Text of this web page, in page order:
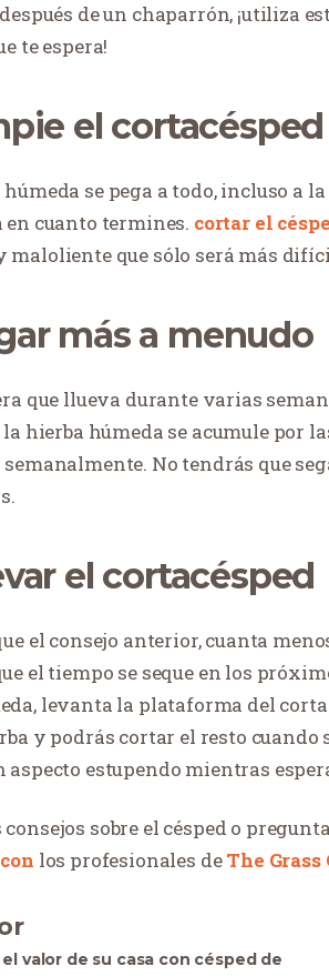
de un chaparrón, ¡utiliza
te espera!
el
húmeda se pega a todo, incluso a
cuanto termines. cortar el
maloliente que sólo será más
más a menudo
que llueva durante varias
hierba húmeda se acumule por
No tendrás que
el cortacésped
el consejo anterior, cuanta
el tiempo se seque en los
levanta la plataforma del
y podrás cortar el resto cuando
aspecto estupendo mientras
consejos sobre el césped o
los profesionales deThe
el valor de su casa con césped de